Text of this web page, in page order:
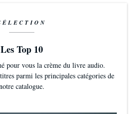
Les Top 10
pour vous la crème du livre audio.
parmi les principales catégories de
catalogue.